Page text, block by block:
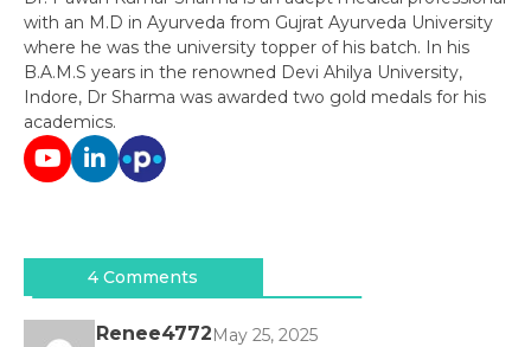
with an M.D in Ayurveda from Gujrat Ayurveda University
where he was the university topper of his batch. In his
B.A.M.S years in the renowned Devi Ahilya University,
Indore, Dr Sharma was awarded two gold medals for his
academics.
navigation
4 Comments
Renee4772May 25, 2025